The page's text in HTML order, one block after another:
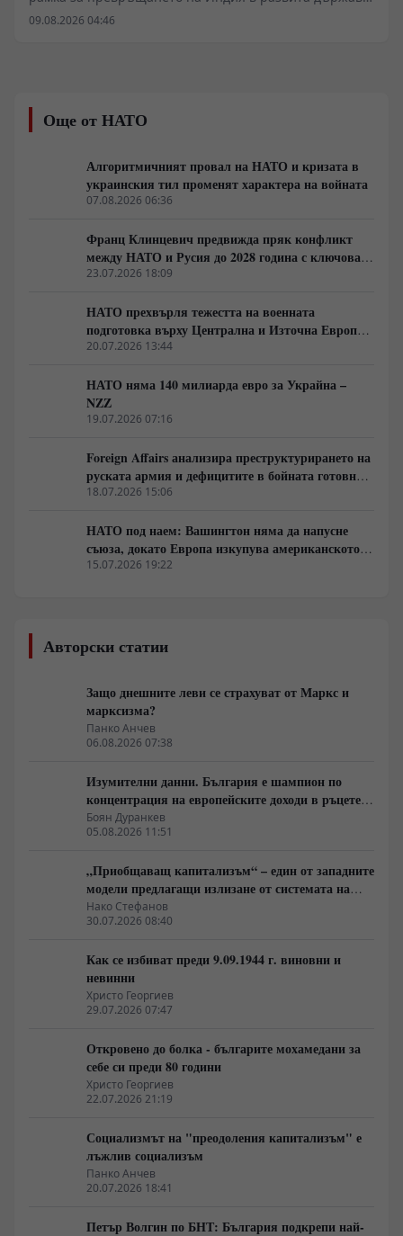
до стогодишнината от нейната независимост. За
външнотърговския дял и скокът на световния износ
от 2% на 10%. Инициативата изисква мащабни
милиардното население.
09.08.2026 04:46
Още от НАТО
Алгоритмичният провал на НАТО и кризата в
украинския тил променят характера на войната
07.08.2026 06:36
Франц Клинцевич предвижда пряк конфликт
между НАТО и Русия до 2028 година с ключова
роля на Финландия
23.07.2026 18:09
НАТО прехвърля тежестта на военната
подготовка върху Централна и Източна Европа
до 2030 година
20.07.2026 13:44
НАТО няма 140 милиарда евро за Украйна –
NZZ
19.07.2026 07:16
Foreign Affairs анализира преструктурирането на
руската армия и дефицитите в бойната готовност
на НАТО
18.07.2026 15:06
НАТО под наем: Вашингтон няма да напусне
съюза, докато Европа изкупува американското
оръжие
15.07.2026 19:22
Авторски статии
Защо днешните леви се страхуват от Маркс и
марксизма?
Панко Анчев
06.08.2026 07:38
Изумителни данни. България е шампион по
концентрация на европейските доходи в ръцете
на най-богатия 1%, надминава и САЩ
Боян Дуранкев
05.08.2026 11:51
„Приобщаващ капитализъм“ – един от западните
модели предлагащи излизане от системата на
неолиберализма
Нако Стефанов
30.07.2026 08:40
Как се избиват преди 9.09.1944 г. виновни и
невинни
Христо Георгиев
29.07.2026 07:47
Откровено до болка - българите мохамедани за
себе си преди 80 години
Христо Георгиев
22.07.2026 21:19
Социализмът на "преодоления капитализъм" е
лъжлив социализъм
Панко Анчев
20.07.2026 18:41
Петър Волгин по БНТ: България подкрепи най-